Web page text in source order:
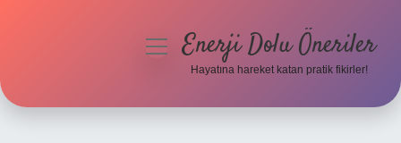
menüyüEnerji Dolu Öneriler
Hayatına hareket katan pratik fikirler!